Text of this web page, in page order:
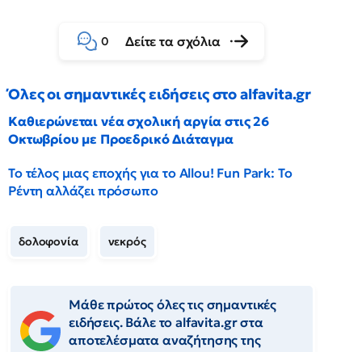
0 Δείτε τα σχόλια
Όλες οι σημαντικές ειδήσεις στο alfavita.gr
Καθιερώνεται νέα σχολική αργία στις 26
Οκτωβρίου με Προεδρικό Διάταγμα
Το τέλος μιας εποχής για το Allou! Fun Park: Το
Ρέντη αλλάζει πρόσωπο
δολοφονία νεκρός
Μάθε πρώτος όλες τις σημαντικές
ειδήσεις. Βάλε το alfavita.gr στα
αποτελέσματα αναζήτησης της